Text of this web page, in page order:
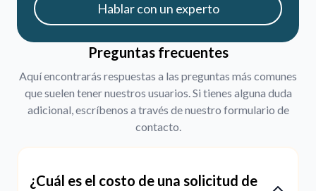
Hablar con un experto
Preguntas frecuentes
Aquí encontrarás respuestas a las preguntas más comunes
que suelen tener nuestros usuarios. Si tienes alguna duda
adicional, escríbenos a través de nuestro formulario de
contacto.
¿Cuál es el costo de una solicitud de